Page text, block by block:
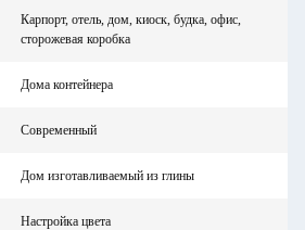
Карпорт, отель, дом, киоск, будка, офис,
сторожевая коробка
Дома контейнера
Современный
Дом изготавливаемый из глины
Настройка цвета